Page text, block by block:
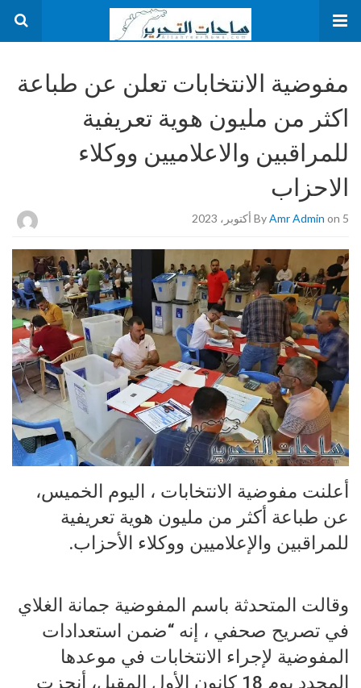
مفوضية الانتخابات تعلن عن طباعة
اكثر من مليون هوية تعريفية
للمراقبين والاعلاميين ووكلاء
الاحزاب
ByAmr Admin on 5 أكتوبر، 2023
أعلنت مفوضية الانتخابات ، اليوم الخميس،
عن طباعة أكثر من مليون هوية تعريفية
للمراقبين والإعلاميين ووكلاء الأحزاب.
وقالت المتحدثة باسم المفوضية جمانة الغلاي
في تصريح صحفي ، إنه “ضمن استعدادات
المفوضية لإجراء الانتخابات في موعدها
المحدد يوم 18 كانون الأول المقبل، أنجزت